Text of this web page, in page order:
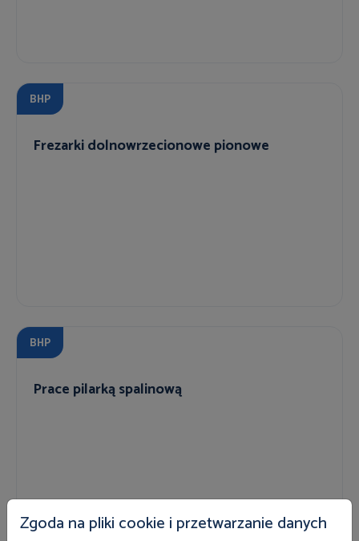
BHP
Frezarki dolnowrzecionowe pionowe
BHP
Prace pilarką spalinową
Zgoda na pliki cookie i przetwarzanie danych